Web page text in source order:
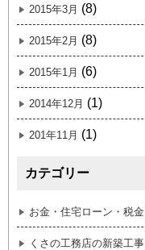
2015年3月 (8)
2015年2月 (8)
2015年1月 (6)
2014年12月 (1)
201年11月 (1)
カテゴリー
お金・住宅ローン・税金
くさの工務店の新築工事